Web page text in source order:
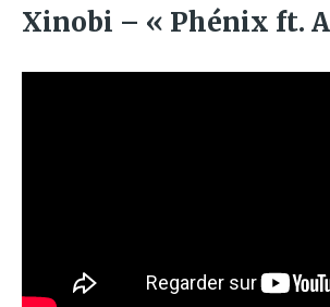
Xinobi – « Phénix ft.